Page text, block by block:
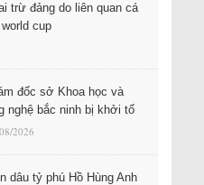
trừ đảng do liên quan cá
cup
đốc sở Khoa học và
nghệ bắc ninh bị khởi tố
2026
dâu tỷ phú Hồ Hùng Anh